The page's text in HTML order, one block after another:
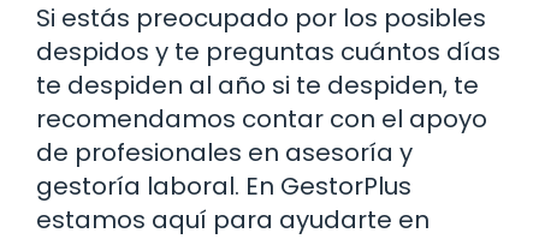
Si estás preocupado por los posibles
despidos y te preguntas cuántos días
te despiden al año si te despiden, te
recomendamos contar con el apoyo
de profesionales en asesoría y
gestoría laboral. En GestorPlus
estamos aquí para ayudarte en